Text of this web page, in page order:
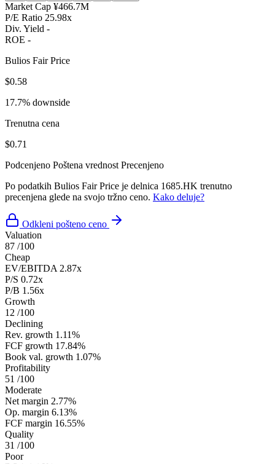
Market Cap ¥466.7M
P/E Ratio 25.98x
Div. Yield -
ROE -
Bulios Fair Price
$0.58
17.7% downside
Trenutna cena
$0.71
Podcenjeno Poštena vrednost Precenjeno
Po podatkih Bulios Fair Price je delnica 1685.HK trenutno
precenjena glede na svojo tržno ceno. Kako deluje?
Odkleni pošteno ceno
Valuation
87 /100
Cheap
EV/EBITDA 2.87x
P/S 0.72x
P/B 1.56x
Growth
12 /100
Declining
Rev. growth 1.11%
FCF growth 17.84%
Book val. growth 1.07%
Profitability
51 /100
Moderate
Net margin 2.77%
Op. margin 6.13%
FCF margin 16.55%
Quality
31 /100
Poor